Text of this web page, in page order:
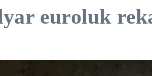
euroluk